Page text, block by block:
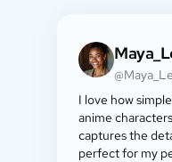
I love how
anime
captures the
perfect for my